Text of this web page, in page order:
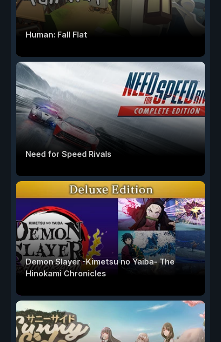
Human: Fall Flat
Need for Speed Rivals
Demon Slayer -Kimetsu no Yaiba- The
Hinokami Chronicles